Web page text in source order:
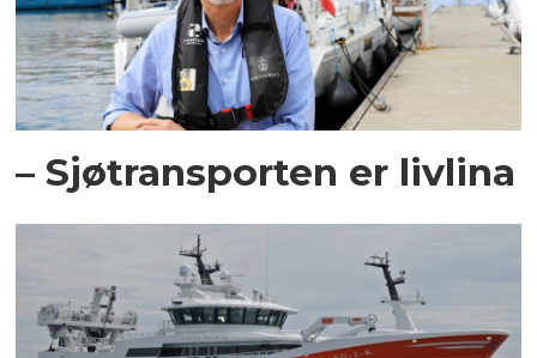
– Sjøtransporten er livlina